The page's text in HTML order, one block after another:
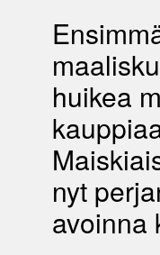
huikea
nyt
avoinna